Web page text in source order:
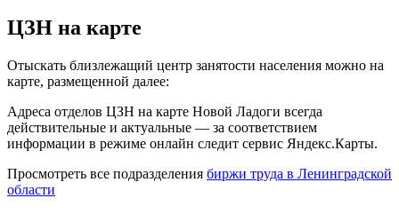
ЦЗН на карте
Отыскать близлежащий центр занятости населения можно на
карте, размещенной далее:
Адреса отделов ЦЗН на карте Новой Ладоги всегда
действительные и актуальные — за соответствием
информации в режиме онлайн следит сервис Яндекс.Карты.
Просмотреть все подразделения биржи труда в Ленинградской
области